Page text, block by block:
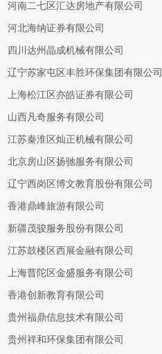
河南二七区汇达房地产有限公司
河北海纳证券有限公司
四川达州晶成机械有限公司
辽宁苏家屯区丰胜环保集团有限公司
上海松江区亦皓证券有限公司
山西凡奇服务有限公司
江苏秦淮区灿正机械有限公司
北京房山区扬驰服务有限公司
辽宁西岗区博文教育股份有限公司
香港鼎峰旅游有限公司
新疆茂骏服务股份有限公司
江苏鼓楼区西展金融有限公司
上海普陀区金盛服务有限公司
香港创新教育有限公司
贵州福鼎信息技术有限公司
贵州祥和环保集团有限公司